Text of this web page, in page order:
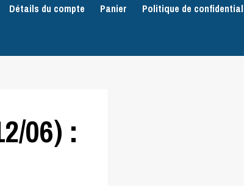
Détails du compte Panier Politique de
06) :